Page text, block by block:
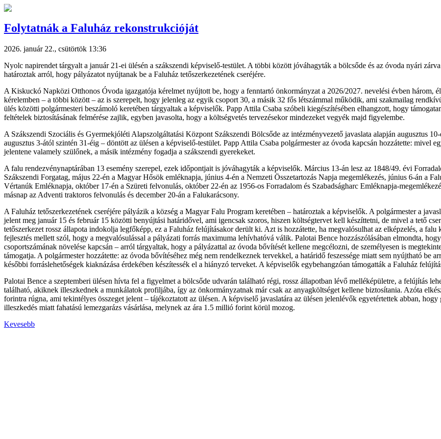
Folytatnák a Faluház rekonstrukcióját
2026. január 22., csütörtök 13:36
Nyolc napirendet tárgyalt a január 21-ei ülésén a szákszendi képviselő-testület. A többi között jóváhagyták a bölcsőde és az óvoda nyári
határoztak arról, hogy pályázatot nyújtanak be a Faluház tetőszerkezetének cseréjére.
A Kiskuckó Napközi Otthonos Óvoda igazgatója kérelmet nyújtott be, hogy a fenntartó önkormányzat a 2026/2027. nevelési évben három,
kérelemben – a többi között – az is szerepelt, hogy jelenleg az egyik csoport 30, a másik 32 fős létszámmal működik, ami szakmailag
ülés közötti polgármesteri beszámoló keretében tárgyaltak a képviselők. Papp Attila Csaba szóbeli kiegészítésében elhangzott, hogy
feltételek biztosításának felmérése zajlik, egyben javasolta, hogy a költségvetés tervezésekor mindezeket vegyék majd figyelembe.
A Szákszendi Szociális és Gyermekjóléti Alapszolgáltatási Központ Szákszendi Bölcsőde az intézményvezető javaslata alapján augusztus
augusztus 3-ától szintén 31-éig – döntött az ülésen a képviselő-testület. Papp Attila Csaba polgármester az óvoda kapcsán hozzátette: mivel
jelentene valamely szülőnek, a másik intézmény fogadja a szákszendi gyerekeket.
A falu rendezvénynaptárában 13 esemény szerepel, ezek időpontjait is jóváhagyták a képviselők. Március 13-án lesz az 1848/49. évi
Szákszendi Forgatag, május 22-én a Magyar Hősök emléknapja, június 4-én a Nemzeti Összetartozás Napja megemlékezés, június 6-án a
Vértanúk Emléknapja, október 17-én a Szüreti felvonulás, október 22-én az 1956-os Forradalom és Szabadságharc Emléknapja-
másnap az Adventi traktoros felvonulás és december 20-án a Falukarácsony.
A Faluház tetőszerkezetének cseréjére pályázik a község a Magyar Falu Program keretében – határoztak a képviselők. A polgármester a
jelent meg január 15 és február 15 közötti benyújtási határidővel, ami igencsak szoros, hiszen költségtervet kell készíttetni, de mivel a tető
tetőszerkezet rossz állapota indokolja legfőképp, ez a Faluház felújításakor derült ki. Azt is hozzátette, ha megvalósulhat az elképzelés, a
fejlesztés mellett szól, hogy a megvalósulással a pályázati forrás maximuma lehívhatóvá válik. Palotai Bence hozzászólásában elmondta,
csoportszámának növelése kapcsán – arról tárgyaltak, hogy a pályázattal az óvoda bővítését kellene megcélozni, de személyesen is
támogatja. A polgármester hozzátette: az óvoda bővítéséhez még nem rendelkeznek tervekkel, a határidő feszessége miatt sem nyújtható be
későbbi forráslehetőségek kiaknázása érdekében készítessék el a hiányzó terveket. A képviselők egybehangzóan támogatták a Faluház
Palotai Bence a szeptemberi ülésen hívta fel a figyelmet a bölcsőde udvarán található régi, rossz állapotban lévő melléképületre, a felújítás
található, akiknek illeszkednek a munkálatok profiljába, így az önkormányzatnak már csak az anyagköltséget kellene biztosítania. Azóta
forintra rúgna, ami tekintélyes összeget jelent – tájékoztatott az ülésen. A képviselő javaslatára az ülésen jelenlévők egyetértettek abban,
illeszkedés miatt fahatású lemezgarázs vásárlása, melynek az ára 1.5 millió forint körül mozog.
Kevesebb